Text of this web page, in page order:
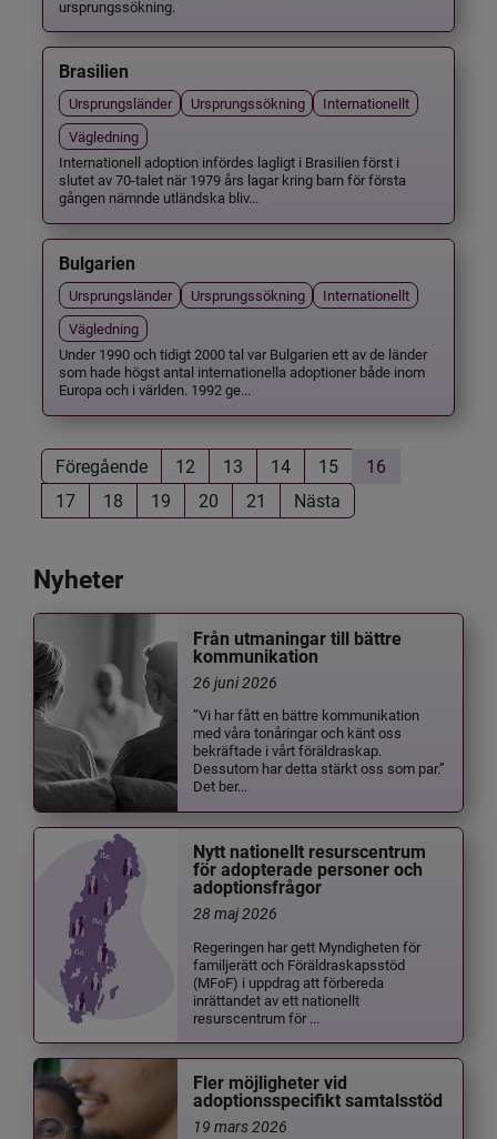
ursprungssökning.
Brasilien
Ursprungsländer Ursprungssökning
Internationellt
Vägledning
Internationell adoption infördes lagligt i Brasilien först i
slutet av 70-talet när 1979 års lagar kring barn för första
gången nämnde utländska bliv...
Bulgarien
Ursprungsländer Ursprungssökning
Internationellt
Vägledning
Under 1990 och tidigt 2000 tal var Bulgarien ett av de länder
som hade högst antal internationella adoptioner både inom
Europa och i världen. 1992 ge...
Föregående 12 13 14 15
16
17
18 19 20 21 Nästa
Nyheter
Från utmaningar till bättre
kommunikation
26 juni 2026
”Vi har fått en bättre kommunikation
med våra tonåringar och känt oss
bekräftade i vårt föräldraskap.
Dessutom har detta stärkt oss som par.”
Det ber...
Nytt nationellt resurscentrum
för adopterade personer och
adoptionsfrågor
28 maj 2026
Regeringen har gett Myndigheten för
familjerätt och Föräldraskapsstöd
(MFoF) i uppdrag att förbereda
inrättandet av ett nationellt
resurscentrum för ...
Fler möjligheter vid
adoptionsspecifikt samtalsstöd
19 mars 2026